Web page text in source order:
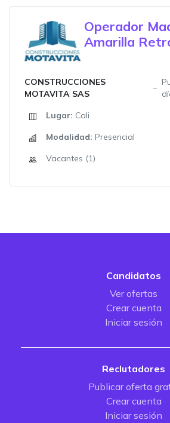
Operador
Amarilla
CONSTRUCCIONES
MOTAVITA SAS
Lugar: Cali
Modalidad: Presencial
Vacantes (1)
Candidatos
Ver ofertas
Crear cuenta
Iniciar sesión
Reclutadores
Publicar oferta
Crear cuenta
Iniciar sesión